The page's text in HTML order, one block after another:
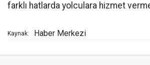
farklı hatlarda yolculara hizmet
Kaynak: Haber Merkezi